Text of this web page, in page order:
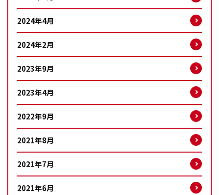
2024年4月
2024年2月
2023年9月
2023年4月
2022年9月
2021年8月
2021年7月
2021年6月